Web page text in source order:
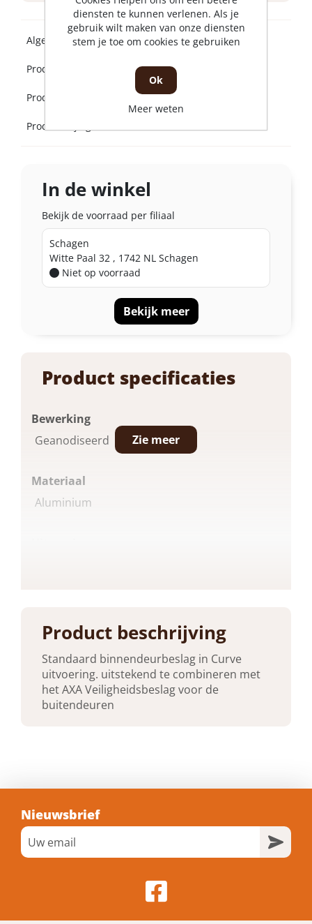
Product beschrijving
Standaard binnendeurbeslag in Curve
uitvoering. uitstekend te combineren met
het AXA Veiligheidsbeslag voor de
buitendeuren
Product specificaties
Bewerking
Geanodiseerd
Materiaal
Aluminium
F1
Breedte
41 mm
Vorm
Rechthoekige Schilden
Zie meer
Algemeen
Product beschrijving
Product specificaties
Product bijlagen
In de winkel
Bekijk de voorraad per filiaal
Schagen
Witte Paal 32 , 1742 NL Schagen
Niet op voorraad
Bekijk meer
Nieuwsbrief
diensten te kunnen verlenen. Als je
gebruik wilt maken van onze diensten
stem je toe om cookies te gebruiken
Ok
Meer weten